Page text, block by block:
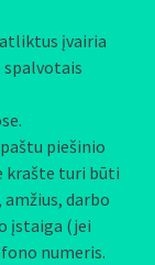
įvairia
spalvotais
piešinio
krašte turi būti
darbo
įstaiga (jei
numeris.